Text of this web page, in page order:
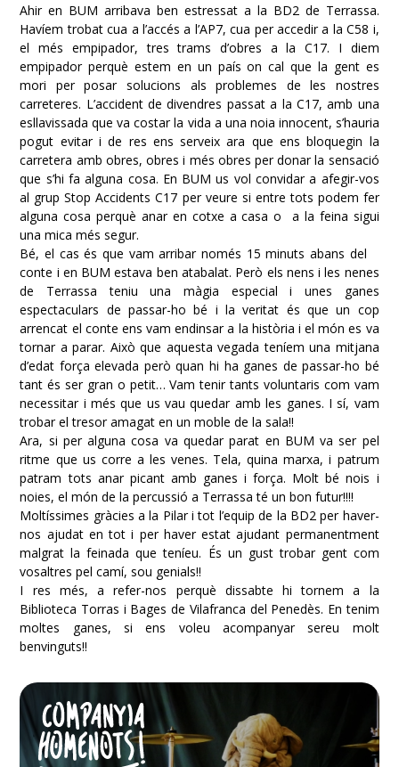
Ahir en BUM arribava ben estressat a la BD2 de Terrassa.
Havíem trobat cua a l’accés a l’AP7, cua per accedir a la C58 i,
el més empipador, tres trams d’obres a la C17. I diem
empipador perquè estem en un país on cal que la gent es
mori per posar solucions als problemes de les nostres
carreteres. L’accident de divendres passat a la C17, amb una
esllavissada que va costar la vida a una noia innocent, s’hauria
pogut evitar i de res ens serveix ara que ens bloquegin la
carretera amb obres, obres i més obres per donar la sensació
que s’hi fa alguna cosa. En BUM us vol convidar a afegir-vos
al grupStop Accidents C17 per veure si entre tots podem fer
alguna cosa perquè anar en cotxe a casa o a la feina sigui
una mica més segur.
Bé, el cas és que vam arribar només 15 minuts abans del
conte i en BUM estava ben atabalat. Però els nens i les nenes
de Terrassa teniu una màgia especial i unes ganes
espectaculars de passar-ho bé i la veritat és que un cop
arrencat el conte ens vam endinsar a la història i el món es va
tornar a parar. Això que aquesta vegada teníem una mitjana
d’edat força elevada però quan hi ha ganes de passar-ho bé
tant és ser gran o petit… Vam tenir tants voluntaris com vam
necessitar i més que us vau quedar amb les ganes. I sí, vam
trobar el tresor amagat en un moble de la sala!!
Ara, si per alguna cosa va quedar parat en BUM va ser pel
ritme que us corre a les venes. Tela, quina marxa, i patrum
patram tots anar picant amb ganes i força. Molt bé nois i
noies, el món de la percussió a Terrassa té un bon futur!!!!
Moltíssimes gràcies a la Pilar i tot l’equip de la BD2 per haver-
nos ajudat en tot i per haver estat ajudant permanentment
malgrat la feinada que teníeu. És un gust trobar gent com
vosaltres pel camí, sou genials!!
I res més, a refer-nos perquè dissabte hi tornem a la
Biblioteca Torras i Bages de Vilafranca del Penedès. En tenim
moltes ganes, si ens voleu acompanyar sereu molt
benvinguts!!